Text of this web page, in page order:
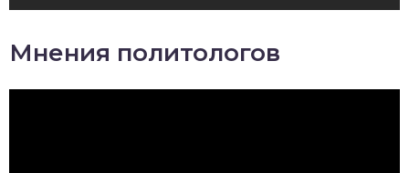
Мнения политологов